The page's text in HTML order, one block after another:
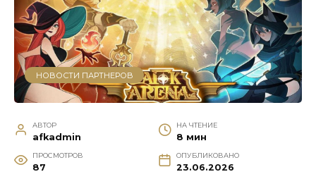
НОВОСТИ ПАРТНЕРОВ
АВТОР
afkadmin
НА ЧТЕНИЕ
8 мин
ПРОСМОТРОВ
87
ОПУБЛИКОВАНО
23.06.2026